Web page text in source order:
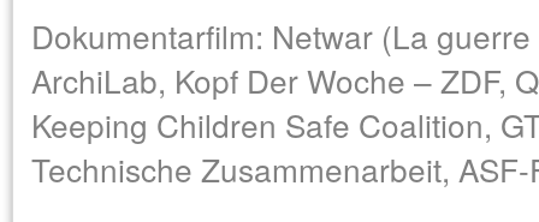
Dokumentarfilm: Netwar (La
ArchiLab, Kopf Der Woche – ZDF,
Keeping Children Safe Coalition,
Technische Zusammenarbeit,